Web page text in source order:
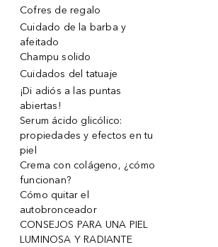
Cofres de regalo
Cuidado de la barba y
afeitado
Champu solido
Cuidados del tatuaje
¡Di adiós a las puntas
abiertas!
Serum ácido glicólico:
propiedades y efectos en tu
piel
Crema con colágeno, ¿cómo
funcionan?
Cómo quitar el
autobronceador
CONSEJOS PARA UNA PIEL
LUMINOSA Y RADIANTE